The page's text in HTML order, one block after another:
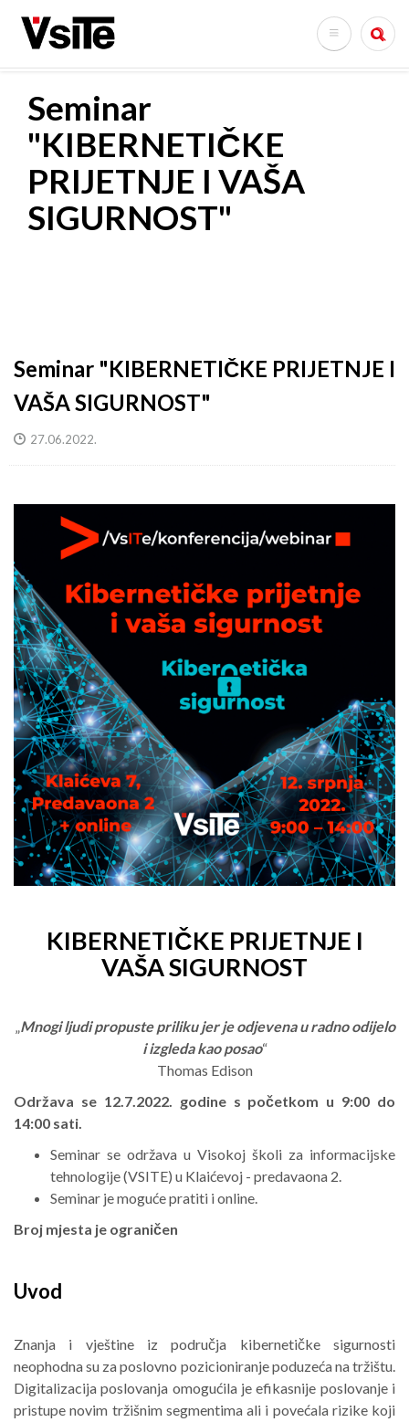
glavni
Search
Seminar
"KIBERNETIČKE
PRIJETNJE I VAŠA
SIGURNOST"
Seminar "KIBERNETIČKE PRIJETNJE I
VAŠA SIGURNOST"
27.06.2022.
KIBERNETIČKE PRIJETNJE I
VAŠA SIGURNOST
„Mnogi ljudi propuste priliku jer je odjevena u radno odijelo
i izgleda kao posao“
Thomas Edison
Održava se 12.7.2022. godine s početkom u 9:00 do
14:00 sati.
Seminar se održava u Visokoj školi za informacijske
tehnologije (VSITE) u Klaićevoj - predavaona 2.
Seminar je moguće pratiti i online.
Broj mjesta je ograničen
Uvod
Znanja i vještine iz područja kibernetičke sigurnosti
neophodna su za poslovno pozicioniranje poduzeća na tržištu.
Digitalizacija poslovanja omogućila je efikasnije poslovanje i
pristupe novim tržišnim segmentima ali i povećala rizike koji